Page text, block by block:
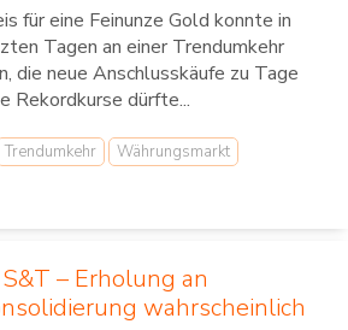
für eine Feinunze Gold konnte in
Tagen an einer Trendumkehr
die neue Anschlusskäufe zu Tage
Rekordkurse dürfte...
Trendumkehr
Währungsmarkt
– Erholung an
wahrscheinlich